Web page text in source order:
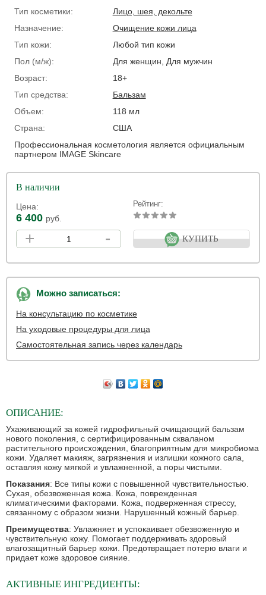
Тип косметики:
Лицо, шея, декольте
Назначение:
Очищение кожи лица
Тип кожи:
Любой тип кожи
Пол (м/ж):
Для женщин, Для мужчин
Возраст:
18+
Тип средства:
Бальзам
Объем:
118 мл
Страна:
США
Профессиональная косметология является официальным
партнером IMAGE Skincare
В наличии
Цена:
6 400 руб.
Рейтинг:
+ - КУПИТЬ
Можно записаться:
На консультацию по косметике
На уходовые процедуры для лица
Самостоятельная запись через календарь
ОПИСАНИЕ:
Ухаживающий за кожей гидрофильный очищающий бальзам
нового поколения, с сертифицированным скваланом
растительного происхождения, благоприятным для микробиома
кожи. Удаляет макияж, загрязнения и излишки кожного сала,
оставляя кожу мягкой и увлажненной, а поры чистыми.
Показания: Все типы кожи с повышенной чувствительностью.
Сухая, обезвоженная кожа. Кожа, поврежденная
климатическими факторами. Кожа, подверженная стрессу,
связанному с образом жизни. Нарушенный кожный барьер.
Преимущества: Увлажняет и успокаивает обезвоженную и
чувствительную кожу. Помогает поддерживать здоровый
влагозащитный барьер кожи. Предотвращает потерю влаги и
придает коже здоровое сияние.
АКТИВНЫЕ ИНГРЕДИЕНТЫ: